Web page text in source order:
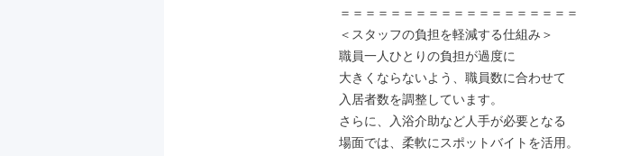
＝＝＝＝＝＝＝＝＝＝＝＝＝＝＝＝＝＝＝
＜スタッフの負担を軽減する仕組み＞
職員一人ひとりの負担が過度に
大きくならないよう、職員数に合わせて
入居者数を調整しています。
さらに、入浴介助など人手が必要となる
場面では、柔軟にスポットバイトを活用。